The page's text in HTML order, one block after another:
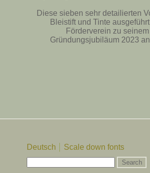
Diese sieben sehr detailierten
Bleistift und Tinte
Förderverein zu
Gründungsjubiläum 2023
Deutsch Scale down fonts